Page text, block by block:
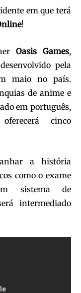
em que terá
!
Oasis Games,
pela
maio no país.
de anime e
em português,
cinco
a história
como o exame
sistema de
intermediado